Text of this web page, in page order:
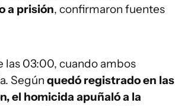
a prisión, confirmaron fuentes
las 03:00, cuando ambos
Según quedó registrado en las
el homicida apuñaló a la